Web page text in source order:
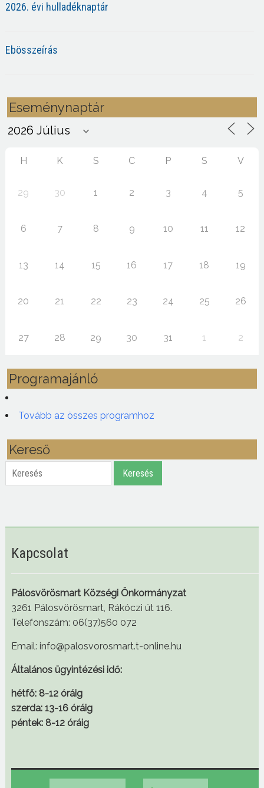
2026. évi hulladéknaptár
Ebösszeírás
Eseménynaptár
H K S C P S V
29 30 1 2 3 4 5
6 7 8 9 10 11 12
13 14 15 16 17 18 19
20 21 22 23 24 25 26
27 28 29 30 31 1 2
Programajánló
Tovább az összes programhoz
Kereső
Keresés Keresés
Kapcsolat
Pálosvörösmart Községi Önkormányzat
3261 Pálosvörösmart, Rákóczi út 116.
Telefonszám: 06(37)560 072
Email: info@palosvorosmart.t-online.hu
Általános ügyintézési idő:
hétfő: 8-12 óráig
szerda: 13-16 óráig
péntek: 8-12 óráig